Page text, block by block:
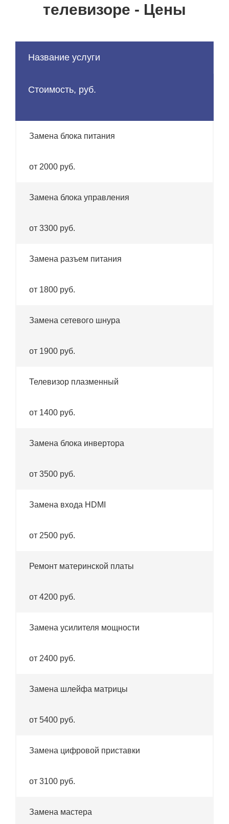
телевизоре - Цены
Название услуги
Стоимость, руб.
Замена блока питания
от 2000 руб.
Замена блока управления
от 3300 руб.
Замена разъем питания
от 1800 руб.
Замена сетевого шнура
от 1900 руб.
Телевизор плазменный
от 1400 руб.
Замена блока инвертора
от 3500 руб.
Замена входа HDMI
от 2500 руб.
Ремонт материнской платы
от 4200 руб.
Замена усилителя мощности
от 2400 руб.
Замена шлейфа матрицы
от 5400 руб.
Замена цифровой приставки
от 3100 руб.
Замена мастера